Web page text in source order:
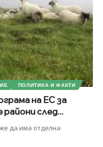
ПОЛИТИКА И ФАКТИ
на ЕС за
след...
да има отделна